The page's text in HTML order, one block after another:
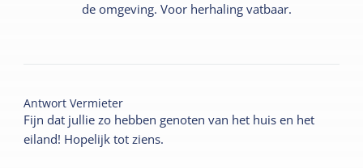
de omgeving. Voor herhaling vatbaar.
Antwort Vermieter
Fijn dat jullie zo hebben genoten van het huis en het
eiland! Hopelijk tot ziens.